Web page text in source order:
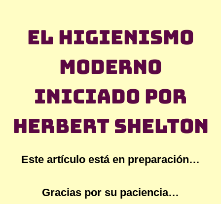
El higienismo
moderno
iniciado por
Herbert Shelton
Este artículo está en preparación…
Gracias por su paciencia…